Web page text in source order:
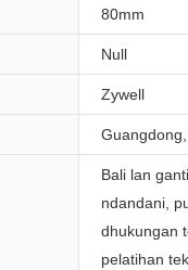
80mm
Null
Zywell
Bali lan
ndandani,
dhukungan
pelatihan